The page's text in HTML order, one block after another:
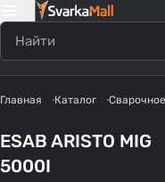
Главная Каталог
ESAB ARISTO MIG
5000I